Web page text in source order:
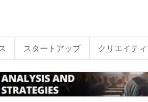
スタートアップ クリエイテ